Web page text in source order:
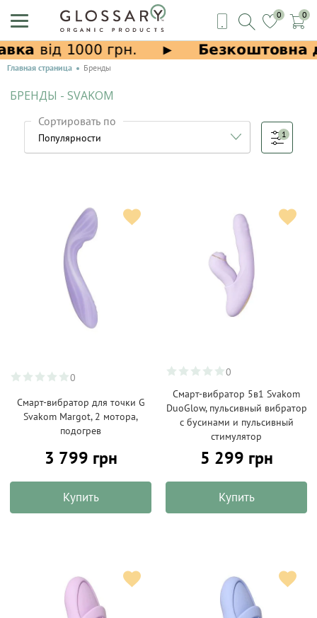
0 0
Главная страница Бренды
БРЕНДЫ - SVAKOM
Сортировать по
1
0
Смарт-вибратор для точки G
Svakom Margot, 2 мотора,
подогрев
3 799 грн
Купить
0
Смарт-вибратор 5в1 Svakom
DuoGlow, пульсивный вибратор
с бусинами и пульсивный
стимулятор
5 299 грн
Купить